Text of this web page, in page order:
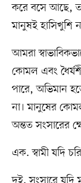
করে বসে আছে,
মানুষই হাসিখুশি
আমরা
কোমল এবং
পারে, অভিমান
না। মানুষের
অন্তত সংসারের
এক. স্বামী যদি